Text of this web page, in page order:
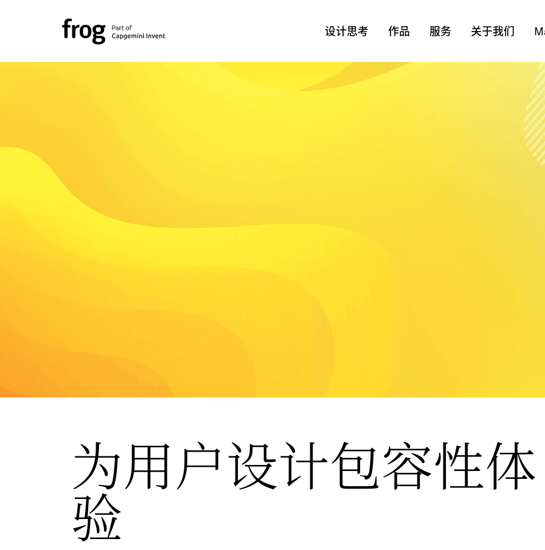
设计思考 作品 服务 关于我们
为用户设计包容性体
验